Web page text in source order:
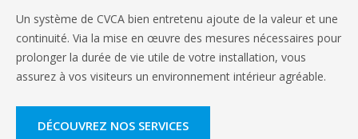
Un système de CVCA bien entretenu ajoute de la valeur et une
continuité. Via la mise en œuvre des mesures nécessaires pour
prolonger la durée de vie utile de votre installation, vous
assurez à vos visiteurs un environnement intérieur agréable.
DÉCOUVREZ NOS SERVICES